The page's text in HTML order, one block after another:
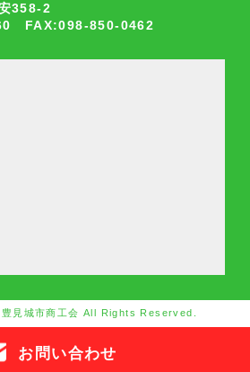
お問い合わせ
358-2
FAX:098-850-0462
見城市商工会 All Rights Reserved.